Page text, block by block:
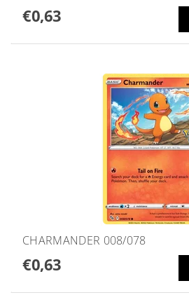
€0,63
CHARMANDER 008/078
€0,63